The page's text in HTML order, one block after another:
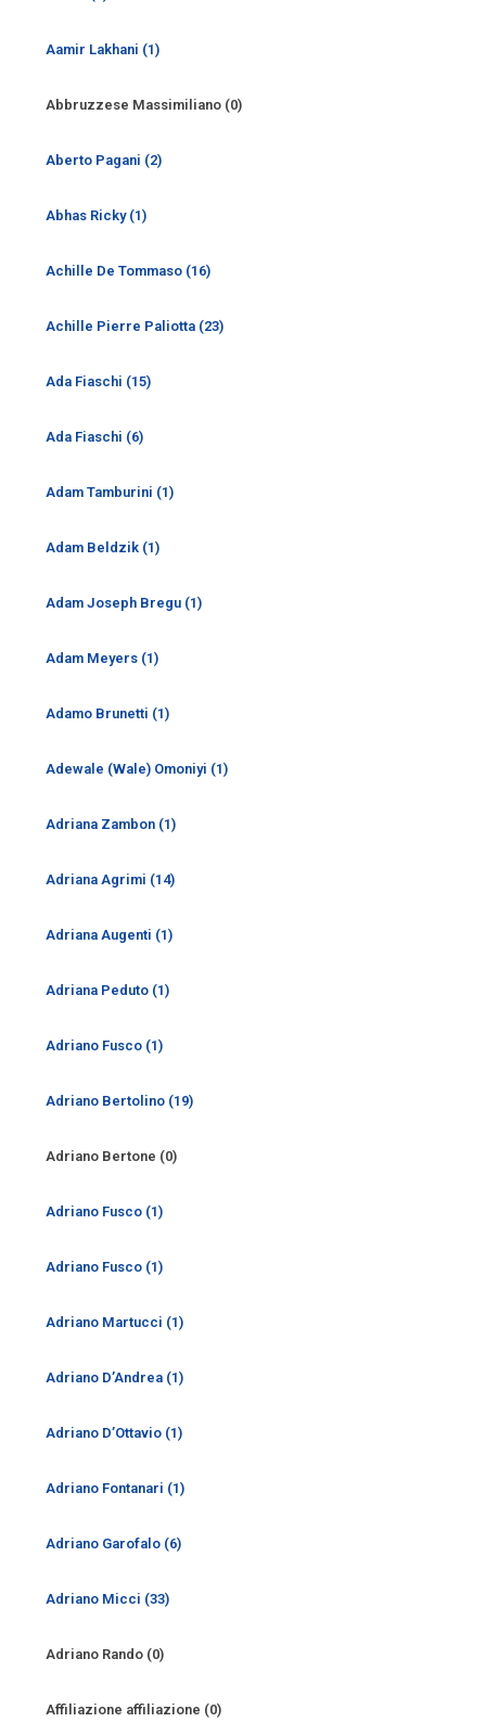
Aamir Lakhani (1)
Abbruzzese Massimiliano (0)
Aberto Pagani (2)
Abhas Ricky (1)
Achille De Tommaso (16)
Achille Pierre Paliotta (23)
Ada Fiaschi (15)
Ada Fiaschi (6)
Adam Tamburini (1)
Adam Beldzik (1)
Adam Joseph Bregu (1)
Adam Meyers (1)
Adamo Brunetti (1)
Adewale (Wale) Omoniyi (1)
Adriana Zambon (1)
Adriana Agrimi (14)
Adriana Augenti (1)
Adriana Peduto (1)
Adriano Fusco (1)
Adriano Bertolino (19)
Adriano Bertone (0)
Adriano Fusco (1)
Adriano Fusco (1)
Adriano Martucci (1)
Adriano D’Andrea (1)
Adriano D’Ottavio (1)
Adriano Fontanari (1)
Adriano Garofalo (6)
Adriano Micci (33)
Adriano Rando (0)
Affiliazione affiliazione (0)